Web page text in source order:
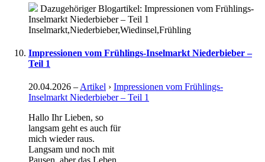
Dazugehöriger Blogartikel: Impressionen vom Frühlings-
Inselmarkt Niederbieber – Teil 1
Inselmarkt,Niederbieber,Wiedinsel,Frühling
Impressionen vom Frühlings-Inselmarkt Niederbieber –
Teil 1
20.04.2026 –Artikel › Impressionen vom Frühlings-
Inselmarkt Niederbieber – Teil 1
Hallo Ihr Lieben, so
langsam geht es auch für
mich wieder raus.
Langsam und noch mit